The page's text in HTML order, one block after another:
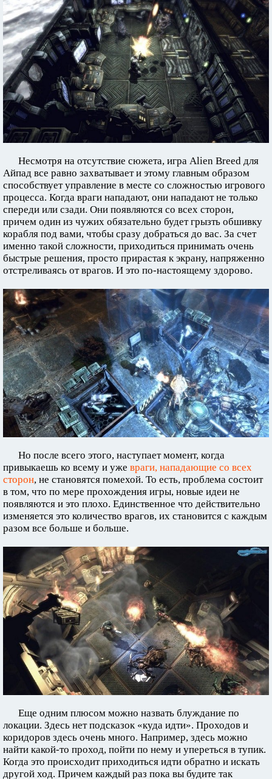
Несмотря на отсутствие сюжета, игра Alien Breed для
Айпад все равно захватывает и этому главным образом
способствует управление в месте со сложностью игрового
процесса. Когда враги нападают, они нападают не только
спереди или сзади. Они появляются со всех сторон,
причем один из чужих обязательно будет грызть обшивку
корабля под вами, чтобы сразу добраться до вас. За счет
именно такой сложности, приходиться принимать очень
быстрые решения, просто прирастая к экрану, напряженно
отстреливаясь от врагов. И это по-настоящему здорово.
Но после всего этого, наступает момент, когда
привыкаешь ко всему и уже враги, нападающие со всех
сторон, не становятся помехой. То есть, проблема состоит
в том, что по мере прохождения игры, новые идеи не
появляются и это плохо. Единственное что действительно
изменяется это количество врагов, их становится с каждым
разом все больше и больше.
Еще одним плюсом можно назвать блуждание по
локации. Здесь нет подсказок «куда идти». Проходов и
коридоров здесь очень много. Например, здесь можно
найти какой-то проход, пойти по нему и упереться в тупик.
Когда это происходит приходиться идти обратно и искать
другой ход. Причем каждый раз пока вы будите так